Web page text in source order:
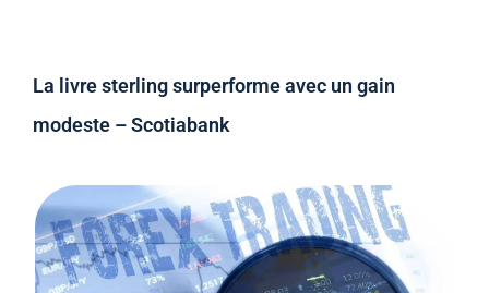
La livre sterling surperforme avec un gain
modeste – Scotiabank